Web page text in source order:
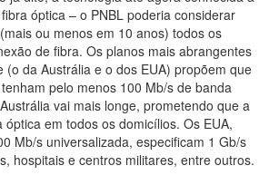
óptica – o PNBL poderia considerar
ou menos em 10 anos) todos os
de fibra. Os planos mais abrangentes
(o da Austrália e o dos EUA) propõem que
pelo menos 100 Mb/s de banda
vai mais longe, prometendo que a
em todos os domicílios. Os EUA,
Mb/s universalizada, especificam 1 Gb/s
hospitais e centros militares, entre outros.